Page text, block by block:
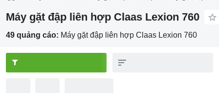
Máy gặt đập liên hợp Claas Lexion 760
49 quảng cáo: Máy gặt đập liên hợp Claas Lexion 760